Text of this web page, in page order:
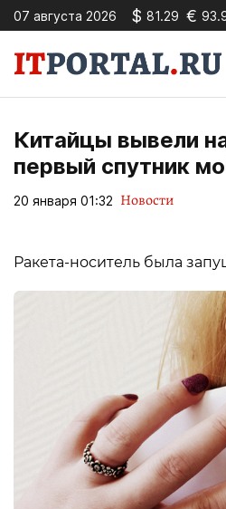
07 августа 2026 $ 81.29 €
Китайцы вывели
первый спутник
20 января 01:32 Новости
Ракета-носитель была